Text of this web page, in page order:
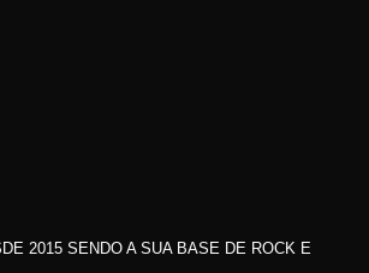
2015 SENDO A SUA BASE DE ROCK E